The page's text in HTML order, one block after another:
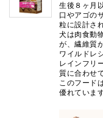
生後８ヶ月
口やアゴの
粒に設計さ
犬は肉食動
が、繊維質
ワイルドレ
レインフリ
質に合わせ
このフード
優れています